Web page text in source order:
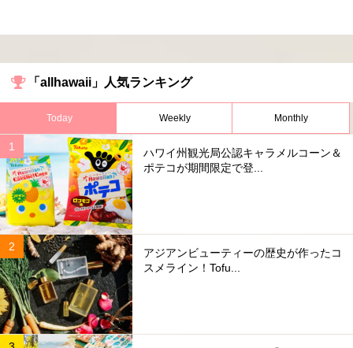
「allhawaii」人気ランキング
Today Weekly Monthly
ハワイ州観光局公認キャラメルコーン＆
ポテコが期間限定で登...
アジアンビューティーの歴史が作ったコ
スメライン！Tofu...